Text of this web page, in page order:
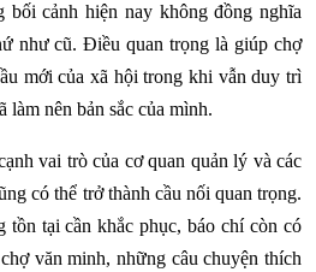
bối cảnh hiện nay không đồng nghĩa
như cũ. Điều quan trọng là giúp chợ
mới của xã hội trong khi vẫn duy trì
nên bản sắc của mình.
vai trò của cơ quan quản lý và các
có thể trở thành cầu nối quan trọng.
tồn tại cần khắc phục, báo chí còn có
văn minh, những câu chuyện thích